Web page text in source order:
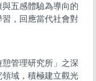
五感體驗為導向的
，回應當代社會對
管理研究所」之深
域，積極建立觀光